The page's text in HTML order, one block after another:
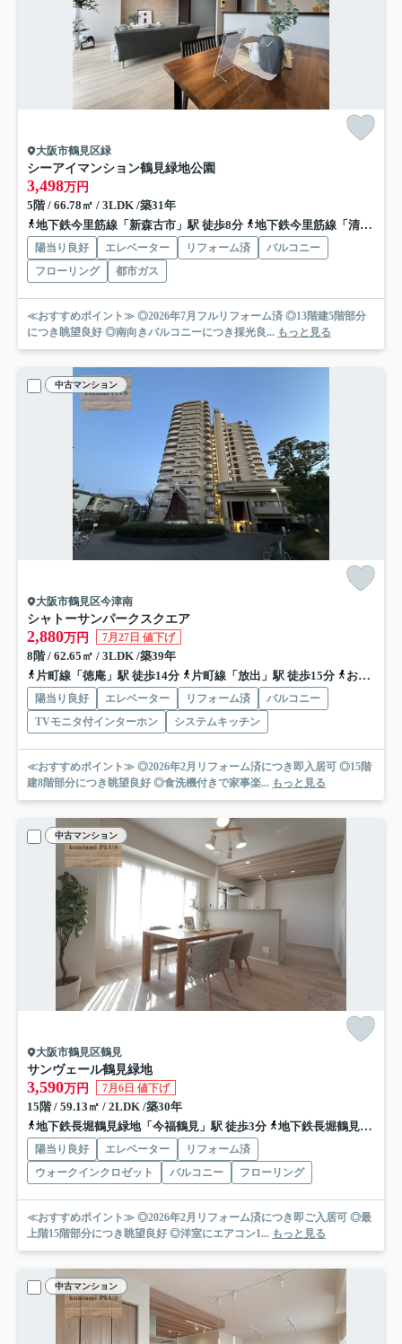
大阪市鶴見区緑
シーアイマンション鶴見緑地公園
3,498万円
5階 / 66.78㎡ / 3LDK /築31年
地下鉄今里筋線「新森古市」駅 徒歩8分
地下鉄今里筋線「清水」駅 徒歩16分
陽当り良好 エレベーター リフォーム済
バルコニー
フローリング
都市ガス
≪おすすめポイント≫ ◎2026年7月フルリフォーム済 ◎13階建5階部分
につき眺望良好 ◎南向きバルコニーにつき採光良... もっと見る
中古マンション
大阪市鶴見区今津南
シャトーサンパークスクエア
2,880万円 7月27日 値下げ
8階 / 62.65㎡ / 3LDK /築39年
片町線「徳庵」駅 徒歩14分
片町線「放出」駅 徒歩15分 おおさか東線「高井田中央」駅 徒歩24分
陽当り良好 エレベーター リフォーム済
バルコニー
TVモニタ付インターホン
システムキッチン
≪おすすめポイント≫ ◎2026年2月リフォーム済につき即入居可 ◎15階
建8階部分につき眺望良好 ◎食洗機付きで家事楽... もっと見る
中古マンション
大阪市鶴見区鶴見
サンヴェール鶴見緑地
3,590万円 7月6日 値下げ
15階 / 59.13㎡ / 2LDK /築30年
地下鉄長堀鶴見緑地「今福鶴見」駅 徒歩3分
地下鉄長堀鶴見緑地「横堤」駅 徒歩18分
陽当り良好 エレベーター
リフォーム済
ウォークインクロゼット
バルコニー フローリング
≪おすすめポイント≫ ◎2026年2月リフォーム済につき即ご入居可 ◎最
上階15階部分につき眺望良好 ◎洋室にエアコン1... もっと見る
中古マンション